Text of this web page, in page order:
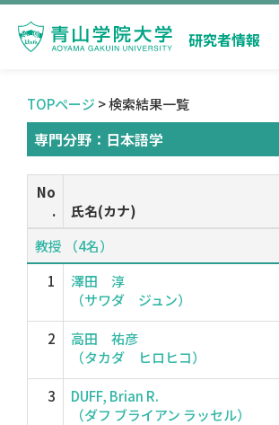
研究者情報
TOPページ > 検索結果一覧
専門分野：日本語学
No
.
氏名(カナ)
教授 （4名）
1
澤田 淳
（サワダ ジュン）
2
高田 祐彦
（タカダ ヒロヒコ）
3
DUFF, Brian R.
（ダフ ブライアン ラッセル）